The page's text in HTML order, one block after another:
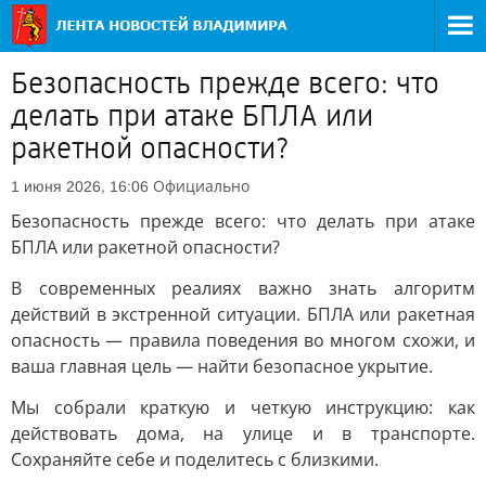
Безопасность прежде всего: что
делать при атаке БПЛА или
ракетной опасности?
1 июня 2026, 16:06 Официально
Безопасность прежде всего: что делать при атаке
БПЛА или ракетной опасности?
В современных реалиях важно знать алгоритм
действий в экстренной ситуации. БПЛА или ракетная
опасность — правила поведения во многом схожи, и
ваша главная цель — найти безопасное укрытие.
Мы собрали краткую и четкую инструкцию: как
действовать дома, на улице и в транспорте.
Сохраняйте себе и поделитесь с близкими.